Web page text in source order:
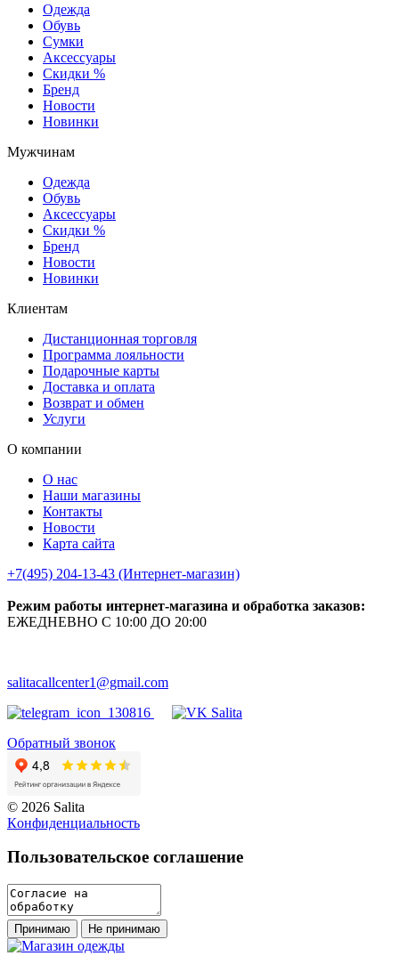
Одежда
Обувь
Сумки
Аксессуары
Скидки %
Бренд
Новости
Новинки
Мужчинам
Одежда
Обувь
Аксессуары
Скидки %
Бренд
Новости
Новинки
Клиентам
Дистанционная торговля
Программа лояльности
Подарочные карты
Доставка и оплата
Возврат и обмен
Услуги
О компании
О нас
Наши магазины
Контакты
Новости
Карта сайта
+7(495) 204-13-43 (Интернет-магазин)
Режим работы интернет-магазина и обработка заказов:
ЕЖЕДНЕВНО С 10:00 ДО 20:00
salitacallcenter1@gmail.com
Обратный звонок
© 2026 Salita
Кoнфидeнциaльнoсть
Пользовательское соглашение
Принимаю Не принимаю